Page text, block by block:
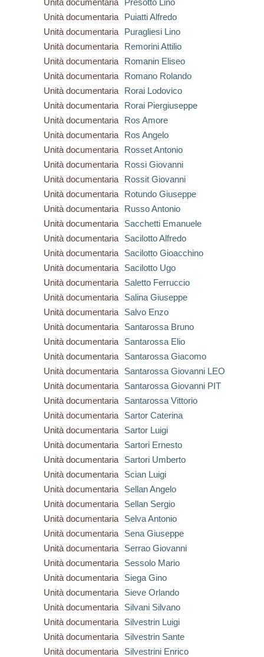
Unità documentaria
Presotto Lino
Unità documentaria
Puiatti Alfredo
Unità documentaria
Puragliesi Lino
Unità documentaria
Remorini Attilio
Unità documentaria
Romanin Eliseo
Unità documentaria
Romano Rolando
Unità documentaria
Rorai Lodovico
Unità documentaria
Rorai Piergiuseppe
Unità documentaria
Ros Amore
Unità documentaria
Ros Angelo
Unità documentaria
Rosset Antonio
Unità documentaria
Rossi Giovanni
Unità documentaria
Rossit Giovanni
Unità documentaria
Rotundo Giuseppe
Unità documentaria
Russo Antonio
Unità documentaria
Sacchetti Emanuele
Unità documentaria
Sacilotto Alfredo
Unità documentaria
Sacilotto Gioacchino
Unità documentaria
Sacilotto Ugo
Unità documentaria
Saletto Ferruccio
Unità documentaria
Salina Giuseppe
Unità documentaria
Salvo Enzo
Unità documentaria
Santarossa Bruno
Unità documentaria
Santarossa Elio
Unità documentaria
Santarossa Giacomo
Unità documentaria
Santarossa Giovanni LEO
Unità documentaria
Santarossa Giovanni PIT
Unità documentaria
Santarossa Vittorio
Unità documentaria
Sartor Caterina
Unità documentaria
Sartor Luigi
Unità documentaria
Sartori Ernesto
Unità documentaria
Sartori Umberto
Unità documentaria
Scian Luigi
Unità documentaria
Sellan Angelo
Unità documentaria
Sellan Sergio
Unità documentaria
Selva Antonio
Unità documentaria
Sena Giuseppe
Unità documentaria
Serrao Giovanni
Unità documentaria
Sessolo Mario
Unità documentaria
Siega Gino
Unità documentaria
Sieve Orlando
Unità documentaria
Silvani Silvano
Unità documentaria
Silvestrin Luigi
Unità documentaria
Silvestrin Sante
Unità documentaria
Silvestrini Enrico